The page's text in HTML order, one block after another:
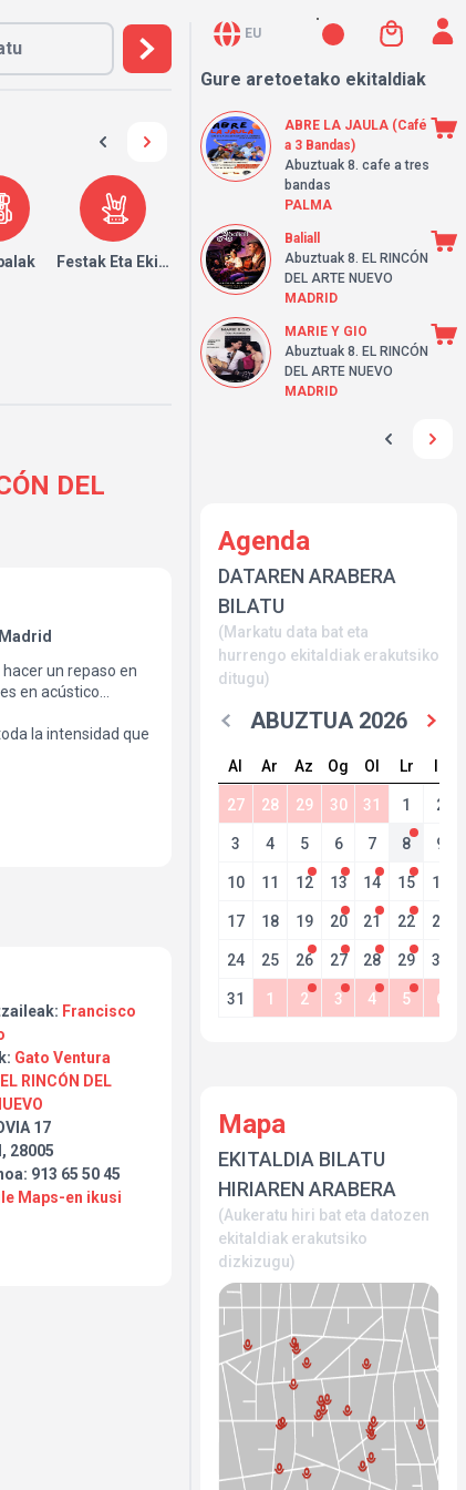
Festak Eta Ekitaldiak
DEL
Madrid
un repaso en
en acústico
la intensidad que
Francisco
Gato Ventura
EL RINCÓN DEL
17
28005
913 65 50 45
Maps-en ikusi
EU
Gure aretoetako ekitaldiak
ABRE LA JAULA (Café
a 3 Bandas)
Abuztuak 8. cafe a tres
bandas
PALMA
Baliall
Abuztuak 8. EL RINCÓN
DEL ARTE NUEVO
MADRID
MARIE Y GIO
Abuztuak 8. EL RINCÓN
DEL ARTE NUEVO
MADRID
Agenda
DATAREN ARABERA
BILATU
(Markatu data bat eta
hurrengo ekitaldiak erakutsiko
ditugu)
ABUZTUA 2026
Al Ar Az Og Ol Lr Ig
27 28 29 30 31 1 2
3 4 5 6 7 8 9
10 11 12 13 14 15 16
17 18 19 20 21 22 23
24 25 26 27 28 29 30
31 1 2 3 4 5 6
Mapa
EKITALDIA BILATU
HIRIAREN ARABERA
(Aukeratu hiri bat eta datozen
ekitaldiak erakutsiko
dizkizugu)